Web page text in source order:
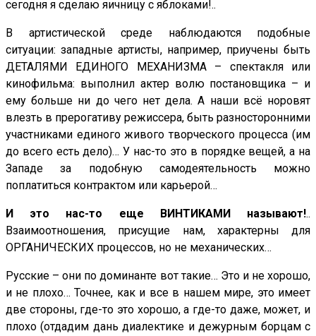
сегодня я сделаю яичницу с яблоками!..
В артистической среде наблюдаются подобные
ситуации: западные артисты, например, приучены быть
ДЕТАЛЯМИ ЕДИНОГО МЕХАНИЗМА – спектакля или
кинофильма: выполнил актер волю постановщика – и
ему больше ни до чего нет дела. А наши всё норовят
влезть в прерогативу режиссера, быть разносторонними
участниками единого живого творческого процесса (им
до всего есть дело)… У нас-то это в порядке вещей, а на
Западе за подобную самодеятельность можно
поплатиться контрактом или карьерой…
И это нас-то еще ВИНТИКАМИ называют!..
Взаимоотношения, присущие нам, характерны для
ОРГАНИЧЕСКИХ процессов, но не механических…
Русские – они по доминанте вот такие… Это и не хорошо,
и не плохо… Точнее, как и все в нашем мире, это имеет
две стороны, где-то это хорошо, а где-то даже, может, и
плохо (отдадим дань диалектике и дежурным борцам с